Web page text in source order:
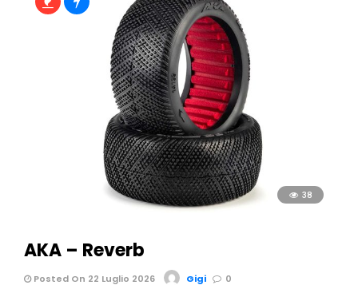
38
AKA – Reverb
Posted On 22 Luglio 2026 Gigi 0